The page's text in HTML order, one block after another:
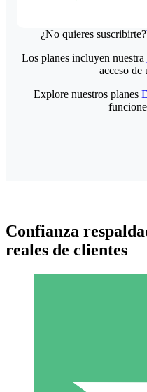
¿No quieres suscribirte?
Paquetes de
Paga según el uso con
Los planes incluyen nuestra
acceso de
Explore nuestros planes
Confianza
reales de clientes